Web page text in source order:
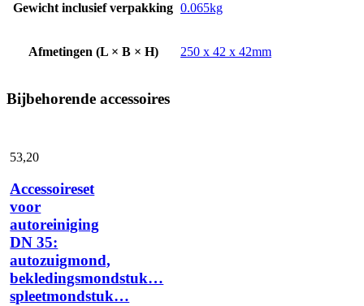
Gewicht inclusief verpakking 0.065kg
Afmetingen (L × B × H) 250 x 42 x 42mm
Bijbehorende accessoires
53,20
Accessoireset
voor
autoreiniging
DN 35:
autozuigmond,
bekledingsmondstuk…
spleetmondstuk…